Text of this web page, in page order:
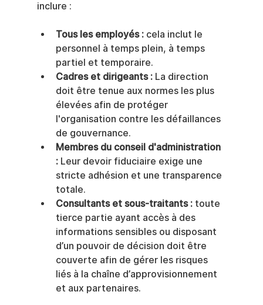
inclure :
Tous les employés : cela inclut le
personnel à temps plein, à temps
partiel et temporaire.
Cadres et dirigeants : La direction
doit être tenue aux normes les plus
élevées afin de protéger
l'organisation contre les défaillances
de gouvernance.
Membres du conseil d'administration
: Leur devoir fiduciaire exige une
stricte adhésion et une transparence
totale.
Consultants et sous-traitants : toute
tierce partie ayant accès à des
informations sensibles ou disposant
d’un pouvoir de décision doit être
couverte afin de gérer les risques
liés à la chaîne d’approvisionnement
et aux partenaires.